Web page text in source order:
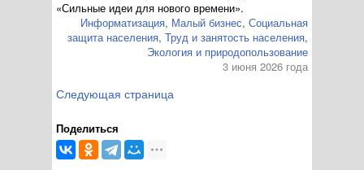
«Сильные идеи для нового времени».
Информатизация, Малый бизнес, Социальная
защита населения, Труд и занятость населения,
Экология и природопользование
3 июня 2026 года
Следующая страница
Поделиться